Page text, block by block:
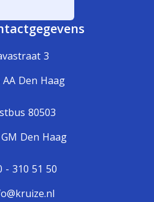
3
AA Den Haag
80503
Den Haag
- 310 51 50